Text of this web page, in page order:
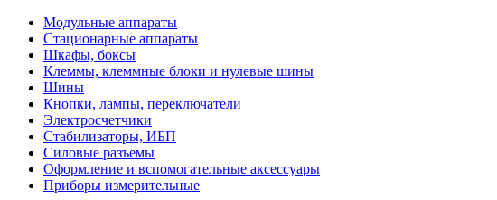
Модульные аппараты
Стационарные аппараты
Шкафы, боксы
Клеммы, клеммные блоки и нулевые шины
Шины
Кнопки, лампы, переключатели
Электросчетчики
Стабилизаторы, ИБП
Силовые разъемы
Оформление и вспомогательные аксессуары
Приборы измерительные